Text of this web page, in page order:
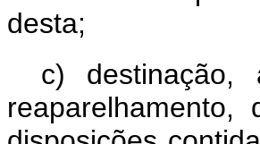
desta;
c) destinação,